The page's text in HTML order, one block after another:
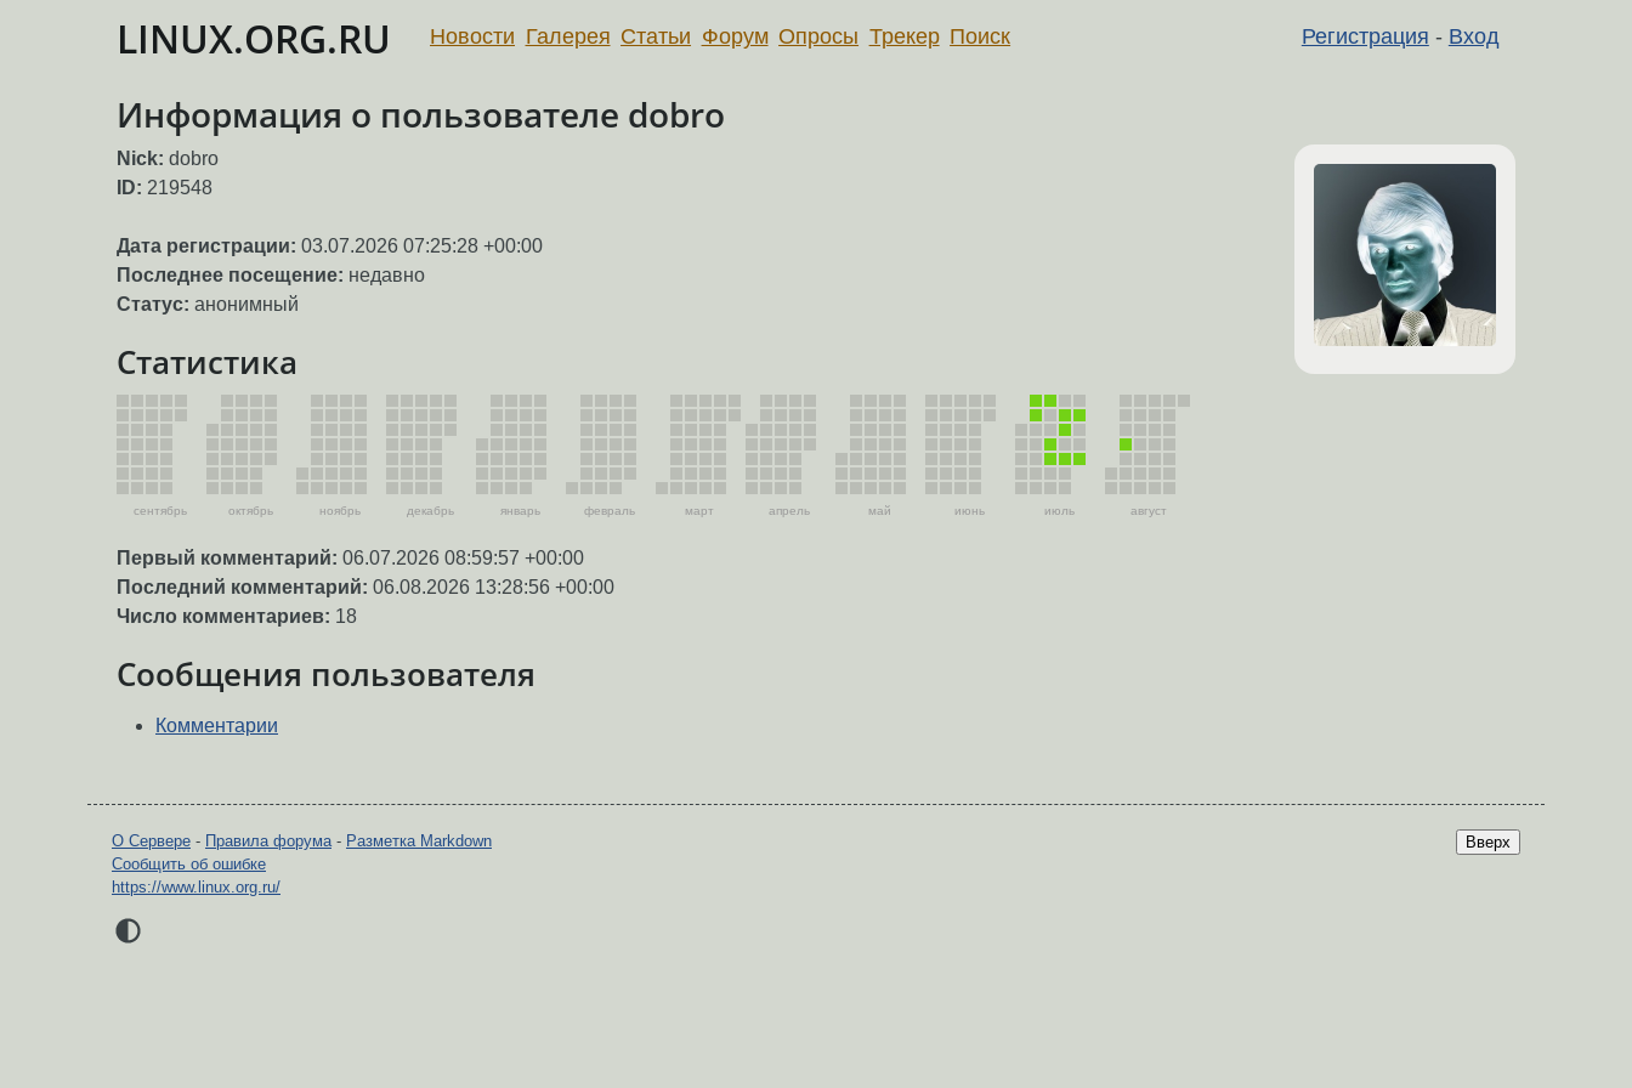
LINUX.ORG.RU Регистрация - Вход
Новости Галерея Статьи Форум Опросы Трекер Поиск
Информация о пользователе dobro
Nick: dobro
ID: 219548
Дата регистрации: 03.07.2026 07:25:28 +00:00
Последнее посещение: недавно
Статус: анонимный
Статистика
сентябрь октябрь ноябрь декабрь январь февраль март апрель май июнь июль август
Первый комментарий: 06.07.2026 08:59:57 +00:00
Последний комментарий: 06.08.2026 13:28:56 +00:00
Число комментариев: 18
Сообщения пользователя
Комментарии
Вверх
О Сервере - Правила форума- Разметка Markdown
Сообщить об ошибке
https://www.linux.org.ru/